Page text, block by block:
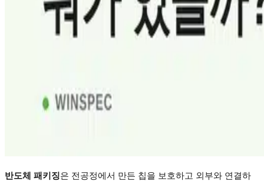
반도체 패키징은 전공정에서 만든 칩을 보호하고 외부와 연결하